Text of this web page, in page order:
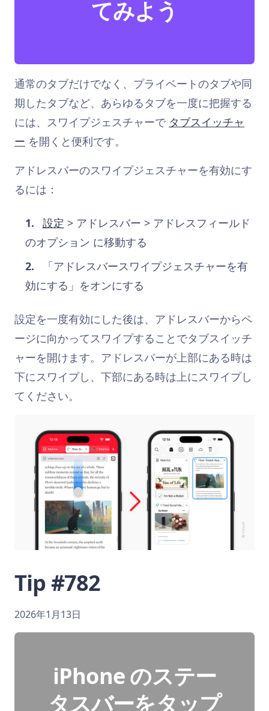
てみよう
通常のタブだけでなく、プライベートのタブや同
期したタブなど、あらゆるタブを一度に把握する
には、スワイプジェスチャーで タブスイッチャ
ー を開くと便利です。
アドレスバーのスワイプジェスチャーを有効にす
るには：
設定 > アドレスバー > アドレスフィールド
のオプション に移動する
「アドレスバースワイプジェスチャーを有
効にする」をオンにする
設定を一度有効にした後は、アドレスバーからペ
ージに向かってスワイプすることでタブスイッチ
ャーを開けます。アドレスバーが上部にある時は
下にスワイプし、下部にある時は上にスワイプし
てください。
Tip #782
2026年1月13日
iPhone のステー
タスバーをタップ